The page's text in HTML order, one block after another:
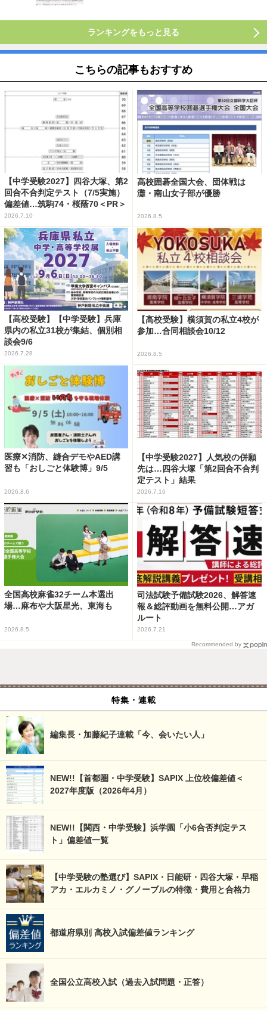
ランキングをもっと見る
こちらの記事もおすすめ
【中学受験2027】四谷大塚、第2
回合不合判定テスト（7/5実施）
偏差値…筑駒74・桜蔭70＜PR＞
2026.7.10
高校囲碁全国大会、団体戦は
灘・南山女子部が優勝
2026.8.5
【高校受験】【中学受験】兵庫
県内の私立31校が集結、個別相
談会9/6
2026.7.28
【高校受験】横須賀の私立4校が
参加…合同相談会10/12
2026.8.5
医療✕消防、縫合デモやAED講
習も「おしごと体験博」9/5
2026.8.6
【中学受験2027】人気校の併願
先は…四谷大塚「第2回合不合判
定テスト」結果
2026.7.16
全国高校麻雀32チーム本選出
場…麻布や大阪星光、東海も
2026.8.5
司法試験予備試験2026、解答速
報＆総評動画を無料公開…アガ
ルート
2026.7.21
Recommended by
特集・連載
編集長・加藤紀子連載「今、会いたい人」
NEW!!【首都圏・中学受験】SAPIX 上位校偏差値＜
2027年度版（2026年4月）
NEW!!【関西・中学受験】浜学園「小6合否判定テス
ト」偏差値一覧
【中学受験の塾選び】SAPIX・日能研・四谷大塚・早稲
アカ・エルカミノ・グノーブルの特徴・費用と合格力
都道府県別 高校入試偏差値ランキング
全国公立高校入試（過去入試問題・正答）